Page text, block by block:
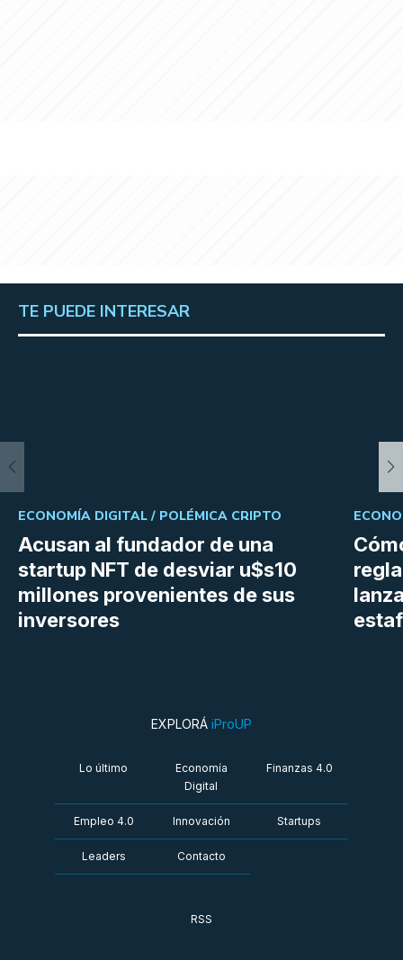
TE PUEDE INTERESAR
Acusan al fundador de una
startup NFT de desviar u$s10
millones provenientes de sus
inversores
ECONOMÍA DIGITAL / POLÉMICA CRIPTO
EXPLORÁ iProUP
Lo último
Economía
Digital
Finanzas 4.0
Empleo 4.0 Innovación Startups
Leaders Contacto
RSS